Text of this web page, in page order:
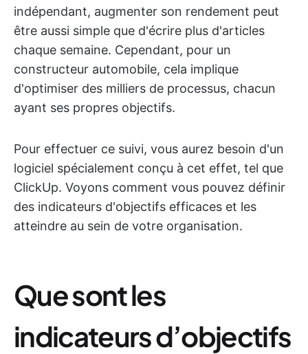
indépendant, augmenter son rendement peut
être aussi simple que d'écrire plus d'articles
chaque semaine. Cependant, pour un
constructeur automobile, cela implique
d'optimiser des milliers de processus, chacun
ayant ses propres objectifs.
Pour effectuer ce suivi, vous aurez besoin d'un
logiciel spécialement conçu à cet effet, tel que
ClickUp. Voyons comment vous pouvez définir
des indicateurs d'objectifs efficaces et les
atteindre au sein de votre organisation.
Que sont les
indicateurs d’objectifs